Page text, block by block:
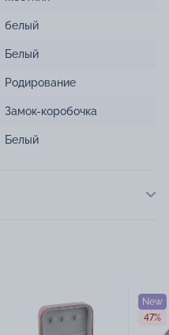
белый
Белый
Родирование
Замок-коробочка
Белый
New
47%